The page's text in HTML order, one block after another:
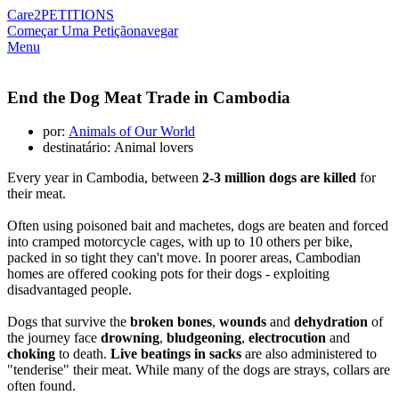
Care2PETITIONS
Começar Uma Petiçãonavegar
Menu
End the Dog Meat Trade in Cambodia
por: Animals of Our World
destinatário: Animal lovers
Every year in Cambodia, between 2-3 million dogs are killed for
their meat.
Often using poisoned bait and machetes, dogs are beaten and forced
into cramped motorcycle cages, with up to 10 others per bike,
packed in so tight they can't move. In poorer areas, Cambodian
homes are offered cooking pots for their dogs - exploiting
disadvantaged people.
Dogs that survive the broken bones, wounds and dehydration of
the journey face drowning, bludgeoning, electrocution and
choking to death. Live beatings in sacks are also administered to
"tenderise" their meat. While many of the dogs are strays, collars are
often found.